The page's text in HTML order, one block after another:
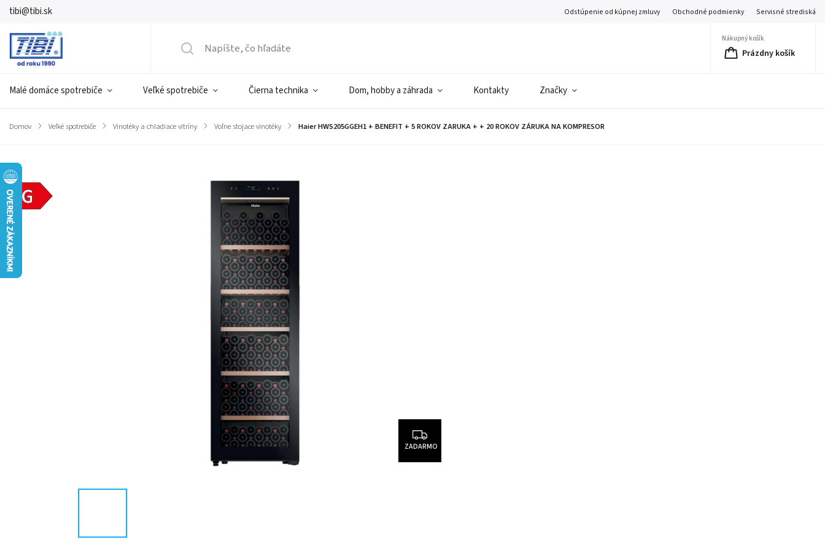
tibi@tibi.sk Odstúpenie od kúpnej zmluvy Obchodné podmienky Servisné strediská
Nákupný košík
Prázdny košík
Malé domáce spotrebiče Veľké spotrebiče Čierna technika Dom, hobby a záhrada Kontakty Značky
Domov / Veľké spotrebiče / Vinotéky a chladiace vitríny / Voľne stojace vinotéky / Haier HWS205GGEH1 + BENEFIT + 5 ROKOV ZARUKA + + 20 ROKOV ZÁRUKA NA KOMPRESOR
Energetická
trieda G
Značka:
ZADARMO